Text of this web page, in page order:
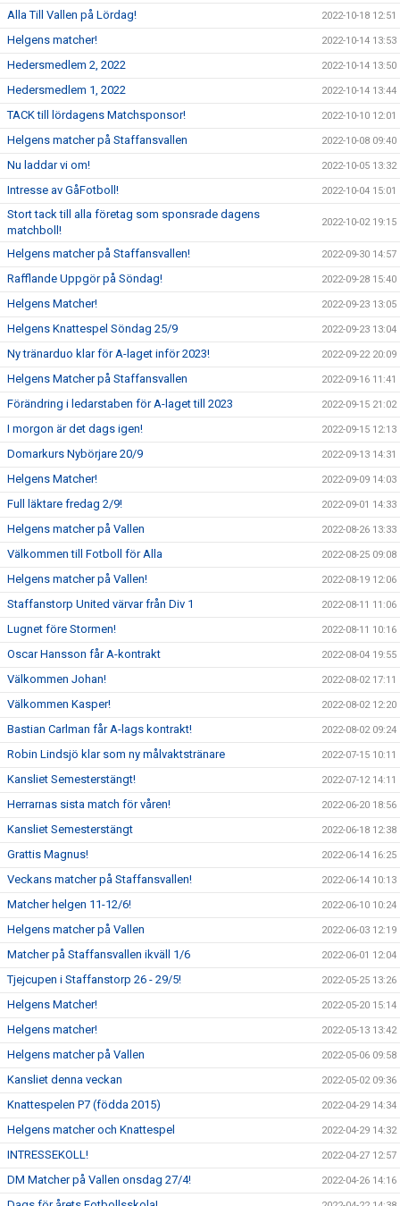
Alla Till Vallen på Lördag! 2022-10-18 12:51
Helgens matcher! 2022-10-14 13:53
Hedersmedlem 2, 2022 2022-10-14 13:50
Hedersmedlem 1, 2022 2022-10-14 13:44
TACK till lördagens Matchsponsor! 2022-10-10 12:01
Helgens matcher på Staffansvallen 2022-10-08 09:40
Nu laddar vi om! 2022-10-05 13:32
Intresse av GåFotboll! 2022-10-04 15:01
Stort tack till alla företag som sponsrade dagens
matchboll!
2022-10-02 19:15
Helgens matcher på Staffansvallen! 2022-09-30 14:57
Rafflande Uppgör på Söndag! 2022-09-28 15:40
Helgens Matcher! 2022-09-23 13:05
Helgens Knattespel Söndag 25/9 2022-09-23 13:04
Ny tränarduo klar för A-laget inför 2023! 2022-09-22 20:09
Helgens Matcher på Staffansvallen 2022-09-16 11:41
Förändring i ledarstaben för A-laget till 2023 2022-09-15 21:02
I morgon är det dags igen! 2022-09-15 12:13
Domarkurs Nybörjare 20/9 2022-09-13 14:31
Helgens Matcher! 2022-09-09 14:03
Full läktare fredag 2/9! 2022-09-01 14:33
Helgens matcher på Vallen 2022-08-26 13:33
Välkommen till Fotboll för Alla 2022-08-25 09:08
Helgens matcher på Vallen! 2022-08-19 12:06
Staffanstorp United värvar från Div 1 2022-08-11 11:06
Lugnet före Stormen! 2022-08-11 10:16
Oscar Hansson får A-kontrakt 2022-08-04 19:55
Välkommen Johan! 2022-08-02 17:11
Välkommen Kasper! 2022-08-02 12:20
Bastian Carlman får A-lags kontrakt! 2022-08-02 09:24
Robin Lindsjö klar som ny målvaktstränare 2022-07-15 10:11
Kansliet Semesterstängt! 2022-07-12 14:11
Herrarnas sista match för våren! 2022-06-20 18:56
Kansliet Semesterstängt 2022-06-18 12:38
Grattis Magnus! 2022-06-14 16:25
Veckans matcher på Staffansvallen! 2022-06-14 10:13
Matcher helgen 11-12/6! 2022-06-10 10:24
Helgens matcher på Vallen 2022-06-03 12:19
Matcher på Staffansvallen ikväll 1/6 2022-06-01 12:04
Tjejcupen i Staffanstorp 26 - 29/5! 2022-05-25 13:26
Helgens Matcher! 2022-05-20 15:14
Helgens matcher! 2022-05-13 13:42
Helgens matcher på Vallen 2022-05-06 09:58
Kansliet denna veckan 2022-05-02 09:36
Knattespelen P7 (födda 2015) 2022-04-29 14:34
Helgens matcher och Knattespel 2022-04-29 14:32
INTRESSEKOLL! 2022-04-27 12:57
DM Matcher på Vallen onsdag 27/4! 2022-04-26 14:16